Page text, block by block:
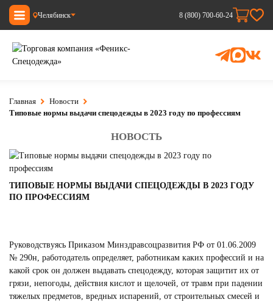
Челябинск 8 (800) 700-60-24
Главная
Новости
Типовые нормы выдачи спецодежды в 2023 году по профессиям
НОВОСТЬ
ТИПОВЫЕ НОРМЫ ВЫДАЧИ СПЕЦОДЕЖДЫ В 2023 ГОДУ
ПО ПРОФЕССИЯМ
Руководствуясь Приказом Минздравсоцразвития РФ от 01.06.2009
№ 290н, работодатель определяет, работникам каких профессий и на
какой срок он должен выдавать спецодежду, которая защитит их от
грязи, непогоды, действия кислот и щелочей, от травм при падении
тяжелых предметов, вредных испарений, от строительных смесей и